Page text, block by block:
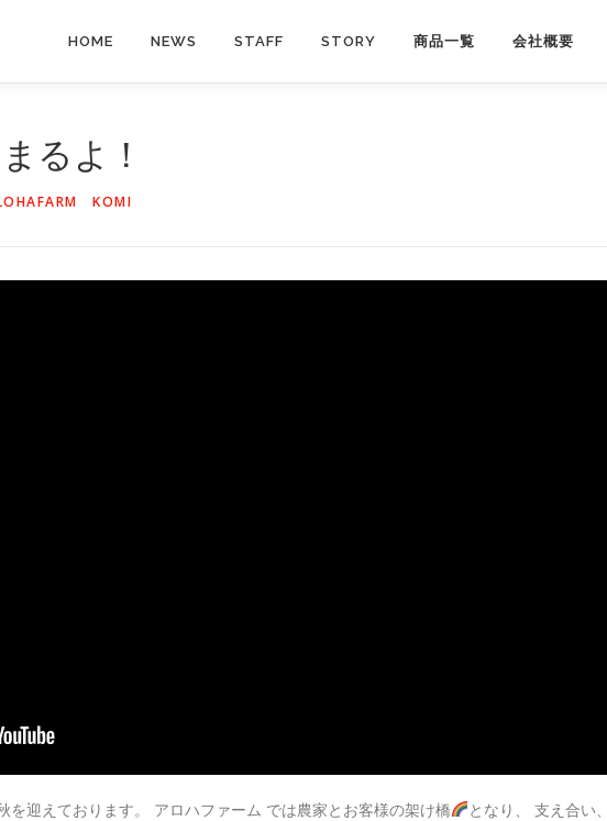
HOME NEWS STAFF STORY 商品一覧 会社概要
るよ！
KOMI
を迎えております。 アロハファーム では農家とお客様の架け橋
となり、 支え合い、